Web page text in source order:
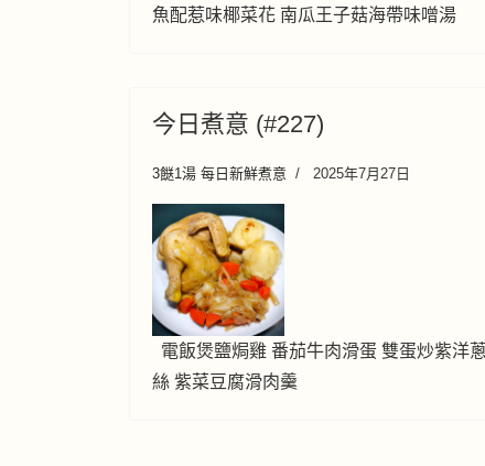
魚配惹味椰菜花 南瓜王子菇海帶味噌湯
今日煮意 (#227)
3餸1湯 每日新鮮煮意 2025年7月27日
電飯煲鹽焗雞 番茄牛肉滑蛋 雙蛋炒紫洋蔥
絲 紫菜豆腐滑肉羹